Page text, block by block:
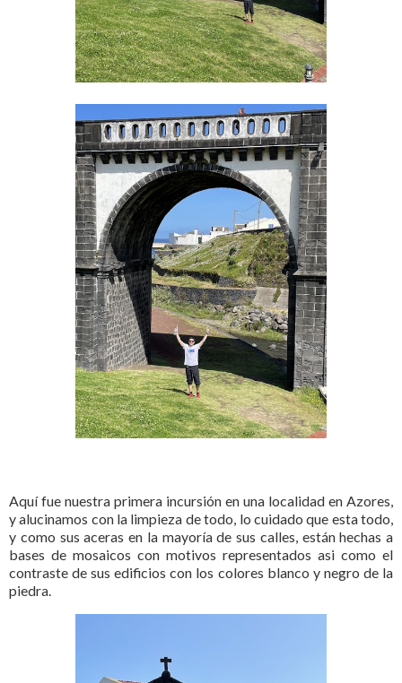
Aquí fue nuestra primera incursión en una localidad en Azores,
y alucinamos con la limpieza de todo, lo cuidado que esta todo,
y como sus aceras en la mayoría de sus calles, están hechas a
bases de mosaicos con motivos representados asi como el
contraste de sus edificios con los colores blanco y negro de la
piedra.